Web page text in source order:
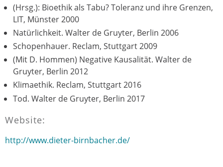
(Hrsg.): Bioethik als Tabu? Toleranz und ihre Grenzen,
LIT, Münster 2000
Natürlichkeit. Walter de Gruyter, Berlin 2006
Schopenhauer. Reclam, Stuttgart 2009
(Mit D. Hommen) Negative Kausalität. Walter de
Gruyter, Berlin 2012
Klimaethik. Reclam, Stuttgart 2016
Tod. Walter de Gruyter, Berlin 2017
Website:
http://www.dieter-birnbacher.de/